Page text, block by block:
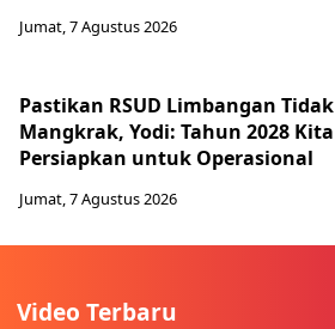
Jumat, 7 Agustus 2026
Pastikan RSUD Limbangan Tidak
Mangkrak, Yodi: Tahun 2028 Kita
Persiapkan untuk Operasional
Jumat, 7 Agustus 2026
Video Terbaru